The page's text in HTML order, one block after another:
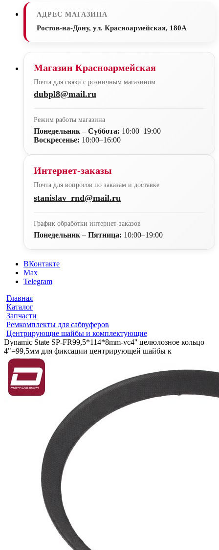
АДРЕС МАГАЗИНА
Ростов-на-Дону, ул. Красноармейская, 180А
Магазин Красноармейская
Почта для связи с розничным магазином
dubpl8@mail.ru
Режим работы магазина
Понедельник – Суббота: 10:00–19:00
Воскресенье: 10:00–16:00
Интернет-заказы
Почта для вопросов по заказам и доставке
stanislav_rnd@mail.ru
График обработки интернет-заказов
Понедельник – Пятница: 10:00–19:00
ВКонтакте
Max
Telegram
Главная
Каталог
Запчасти
Ремкомплекты для сабвуферов
Центрирующие шайбы и комплектующие
Dynamic State SP-FR99,5*114*8mm-vc4'' целюлозное кольцо
4"=99,5мм для фиксации центрирующей шайбы к